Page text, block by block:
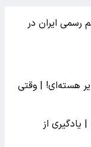
رسمی ایران در
هسته‌ای! | وقتی
زن با شاگرد ۱۷ ساله | یادگیری از